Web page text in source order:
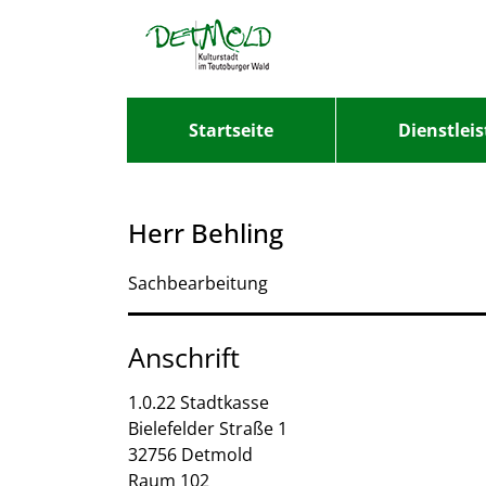
Zum Hauptinhalt springen
Startseite
Herr Behling
Sachbearbeitung
Anschrift
1.0.22 Stadtkasse
Bielefelder Straße 1
32756 Detmold
Raum 102